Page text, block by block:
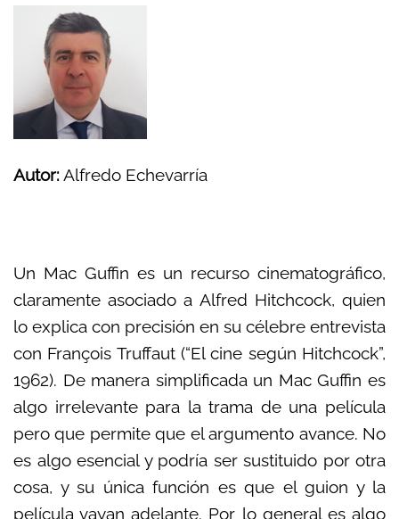
Autor:Alfredo Echevarría
Un Mac Guffin es un recurso cinematográfico,
claramente asociado a Alfred Hitchcock, quien
lo explica con precisión en su célebre entrevista
con François Truffaut (“El cine según Hitchcock”,
1962). De manera simplificada un Mac Guffin es
algo irrelevante para la trama de una película
pero que permite que el argumento avance. No
es algo esencial y podría ser sustituido por otra
cosa, y su única función es que el guion y la
película vayan adelante. Por lo general es algo